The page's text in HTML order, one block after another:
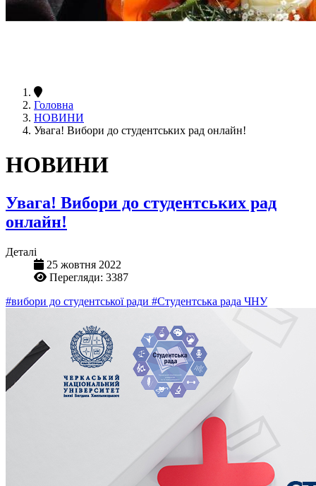
Головна
НОВИНИ
Увага! Вибори до студентських рад онлайн!
НОВИНИ
Увага! Вибори до студентських рад
онлайн!
Деталі
25 жовтня 2022
Перегляди: 3387
#вибори до студентської ради #Студентська рада ЧНУ